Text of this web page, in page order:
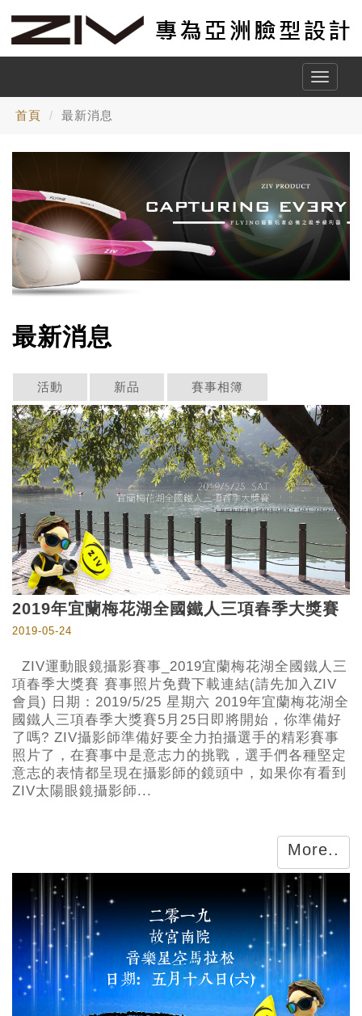
Toggle
首頁 最新消息
最新消息
活動 新品 賽事相簿
2019年宜蘭梅花湖全國鐵人三項春季大獎賽
2019-05-24
ZIV運動眼鏡攝影賽事_2019宜蘭梅花湖全國鐵人三
項春季大獎賽 賽事照片免費下載連結(請先加入ZIV
會員) 日期：2019/5/25 星期六 2019年宜蘭梅花湖全
國鐵人三項春季大獎賽5月25日即將開始，你準備好
了嗎? ZIV攝影師準備好要全力拍攝選手的精彩賽事
照片了，在賽事中是意志力的挑戰，選手們各種堅定
意志的表情都呈現在攝影師的鏡頭中，如果你有看到
ZIV太陽眼鏡攝影師...
More..